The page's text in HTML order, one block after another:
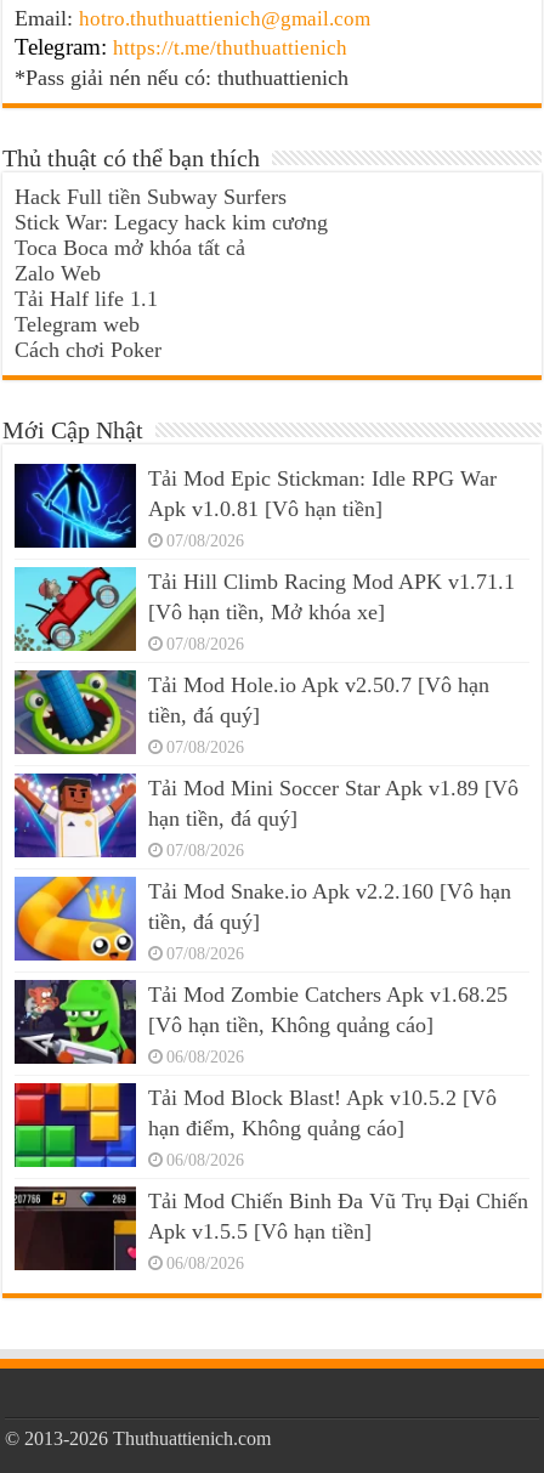
Email:hotro.thuthuattienich@gmail.com
Telegram: https://t.me/thuthuattienich
*Pass giải nén nếu có: thuthuattienich
Thủ thuật có thể bạn thích
Hack Full tiền Subway Surfers
Stick War: Legacy hack kim cương
Toca Boca mở khóa tất cả
Zalo Web
Tải Half life 1.1
Telegram web
Cách chơi Poker
Mới Cập Nhật
Tải Mod Epic Stickman: Idle RPG War
Apk v1.0.81 [Vô hạn tiền]
07/08/2026
Tải Hill Climb Racing Mod APK v1.71.1
[Vô hạn tiền, Mở khóa xe]
07/08/2026
Tải Mod Hole.io Apk v2.50.7 [Vô hạn
tiền, đá quý]
07/08/2026
Tải Mod Mini Soccer Star Apk v1.89 [Vô
hạn tiền, đá quý]
07/08/2026
Tải Mod Snake.io Apk v2.2.160 [Vô hạn
tiền, đá quý]
07/08/2026
Tải Mod Zombie Catchers Apk v1.68.25
[Vô hạn tiền, Không quảng cáo]
06/08/2026
Tải Mod Block Blast! Apk v10.5.2 [Vô
hạn điểm, Không quảng cáo]
06/08/2026
Tải Mod Chiến Binh Đa Vũ Trụ Đại Chiến
Apk v1.5.5 [Vô hạn tiền]
06/08/2026
© 2013-2026 Thuthuattienich.com